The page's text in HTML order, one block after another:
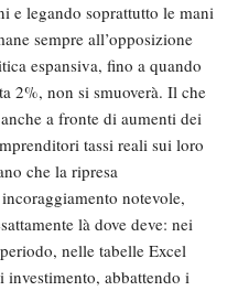
e legando soprattutto le mani
sempre all’opposizione
espansiva, fino a quando
2%, non si smuoverà. Il che
a fronte di aumenti dei
tassi reali sui loro
che la ripresa
notevole,
là dove deve: nei
nelle tabelle Excel
abbattendo i